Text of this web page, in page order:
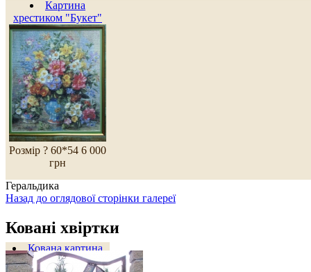
Картина
хрестиком "Букет"
Розмір ? 60*54 6 000
грн
Кована картина
"Богиня-корова"
Геральдика
Назад до оглядової сторінки галереї
Ковані хвіртки